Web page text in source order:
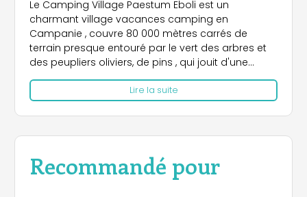
Le Camping Village Paestum Eboli est un
charmant village vacances camping en
Campanie , couvre 80 000 mètres carrés de
terrain presque entouré par le vert des arbres et
des peupliers oliviers, de pins , qui jouit d'une
position privilégiée , directement sur le golfe de
Salerne . La plage est à seulement 400 mètres .
environ du centre du village et est facilement
accessible par une agréable promenade à
l'ombre de la piste privée de la forêt de pins .
service de navette qui vous emmènera le long de
la magnifique côte de la Campanie . La plage
Lire la suite
Recommandé pour